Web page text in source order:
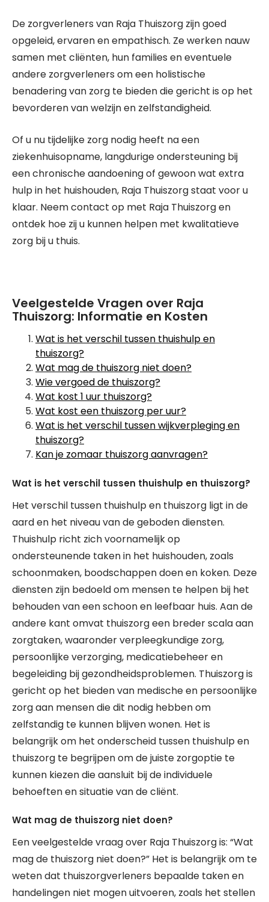
De zorgverleners van Raja Thuiszorg zijn goed
opgeleid, ervaren en empathisch. Ze werken nauw
samen met cliënten, hun families en eventuele
andere zorgverleners om een holistische
benadering van zorg te bieden die gericht is op het
bevorderen van welzijn en zelfstandigheid.
Of u nu tijdelijke zorg nodig heeft na een
ziekenhuisopname, langdurige ondersteuning bij
een chronische aandoening of gewoon wat extra
hulp in het huishouden, Raja Thuiszorg staat voor u
klaar. Neem contact op met Raja Thuiszorg en
ontdek hoe zij u kunnen helpen met kwalitatieve
zorg bij u thuis.
Veelgestelde Vragen over Raja
Thuiszorg: Informatie en Kosten
Wat is het verschil tussen thuishulp en
thuiszorg?
Wat mag de thuiszorg niet doen?
Wie vergoed de thuiszorg?
Wat kost 1 uur thuiszorg?
Wat kost een thuiszorg per uur?
Wat is het verschil tussen wijkverpleging en
thuiszorg?
Kan je zomaar thuiszorg aanvragen?
Wat is het verschil tussen thuishulp en thuiszorg?
Het verschil tussen thuishulp en thuiszorg ligt in de
aard en het niveau van de geboden diensten.
Thuishulp richt zich voornamelijk op
ondersteunende taken in het huishouden, zoals
schoonmaken, boodschappen doen en koken. Deze
diensten zijn bedoeld om mensen te helpen bij het
behouden van een schoon en leefbaar huis. Aan de
andere kant omvat thuiszorg een breder scala aan
zorgtaken, waaronder verpleegkundige zorg,
persoonlijke verzorging, medicatiebeheer en
begeleiding bij gezondheidsproblemen. Thuiszorg is
gericht op het bieden van medische en persoonlijke
zorg aan mensen die dit nodig hebben om
zelfstandig te kunnen blijven wonen. Het is
belangrijk om het onderscheid tussen thuishulp en
thuiszorg te begrijpen om de juiste zorgoptie te
kunnen kiezen die aansluit bij de individuele
behoeften en situatie van de cliënt.
Wat mag de thuiszorg niet doen?
Een veelgestelde vraag over Raja Thuiszorg is: “Wat
mag de thuiszorg niet doen?” Het is belangrijk om te
weten dat thuiszorgverleners bepaalde taken en
handelingen niet mogen uitvoeren, zoals het stellen